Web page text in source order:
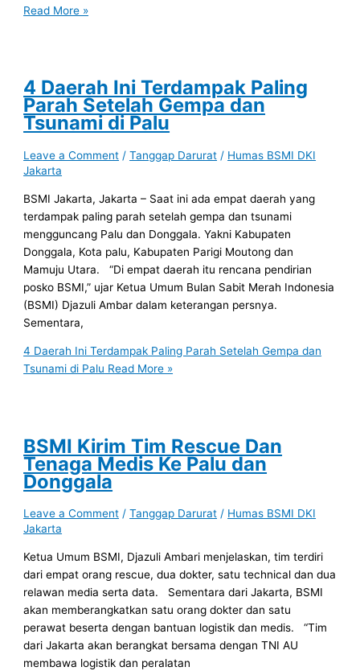
Read More »
4 Daerah Ini Terdampak Paling
Parah Setelah Gempa dan
Tsunami di Palu
Leave a Comment /Tanggap Darurat / Humas BSMI DKI
Jakarta
BSMI Jakarta, Jakarta – Saat ini ada empat daerah yang
terdampak paling parah setelah gempa dan tsunami
mengguncang Palu dan Donggala. Yakni Kabupaten
Donggala, Kota palu, Kabupaten Parigi Moutong dan
Mamuju Utara. “Di empat daerah itu rencana pendirian
posko BSMI,” ujar Ketua Umum Bulan Sabit Merah Indonesia
(BSMI) Djazuli Ambar dalam keterangan persnya.
Sementara,
4 Daerah Ini Terdampak Paling Parah Setelah Gempa dan
Tsunami di Palu Read More »
BSMI Kirim Tim Rescue Dan
Tenaga Medis Ke Palu dan
Donggala
Leave a Comment /Tanggap Darurat / Humas BSMI DKI
Jakarta
Ketua Umum BSMI, Djazuli Ambari menjelaskan, tim terdiri
dari empat orang rescue, dua dokter, satu technical dan dua
relawan media serta data. Sementara dari Jakarta, BSMI
akan memberangkatkan satu orang dokter dan satu
perawat beserta dengan bantuan logistik dan medis. “Tim
dari Jakarta akan berangkat bersama dengan TNI AU
membawa logistik dan peralatan